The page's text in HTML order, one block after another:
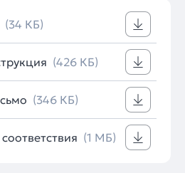
(34 КБ)
(426 КБ)
(346 КБ)
(1 МБ)